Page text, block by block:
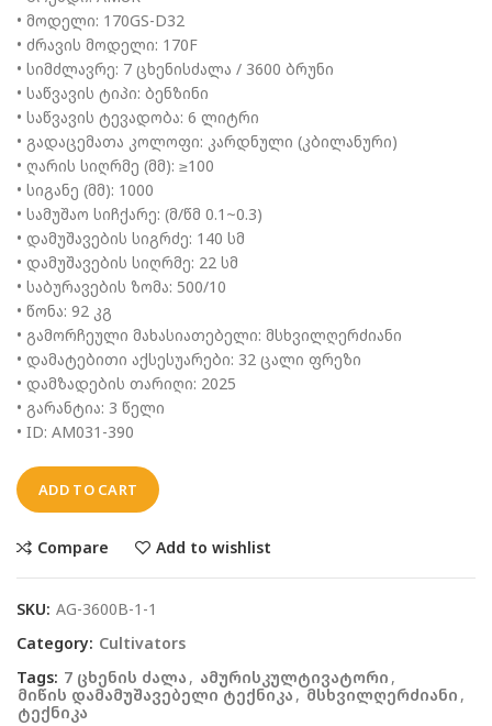
• მოდელი: 170GS-D32
• ძრავის მოდელი: 170F
• სიმძლავრე: 7 ცხენისძალა / 3600 ბრუნი
• საწვავის ტიპი: ბენზინი
• საწვავის ტევადობა: 6 ლიტრი
• გადაცემათა კოლოფი: კარდნული (კბილანური)
• ღარის სიღრმე (მმ): ≥100
• სიგანე (მმ): 1000
• სამუშაო სიჩქარე: (მ/წმ 0.1~0.3)
• დამუშავების სიგრძე: 140 სმ
• დამუშავების სიღრმე: 22 სმ
• საბურავების ზომა: 500/10
• წონა: 92 კგ
• გამორჩეული მახასიათებელი: მსხვილღერძიანი
• დამატებითი აქსესუარები: 32 ცალი ფრეზი
• დამზადების თარიღი: 2025
• გარანტია: 3 წელი
• ID: AM031-390
ADD TO CART
Compare Add to wishlist
SKU: AG-3600B-1-1
Category: Cultivators
Tags: 7 ცხენის ძალა , ამურისკულტივატორი ,
მიწის დამამუშავებელი ტექნიკა , მსხვილღერძიანი ,
ტექნიკა